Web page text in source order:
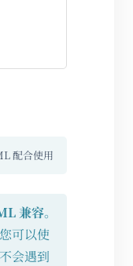
配合使用
兼容。
可以使
会遇到